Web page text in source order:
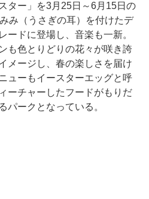
ター」を3月25日～6月15日の
み（うさぎの耳）を付けたデ
ードに登場し、音楽も一新。
も色とりどりの花々が咲き誇
メージし、春の楽しさを届け
ューもイースターエッグと呼
ーチャーしたフードがもりだ
パークとなっている。